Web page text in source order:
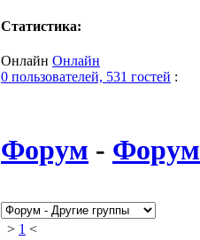
Статистика:
Онлайн Онлайн
0 пользователей, 531 гостей :
Форум - Форум
> 1 <